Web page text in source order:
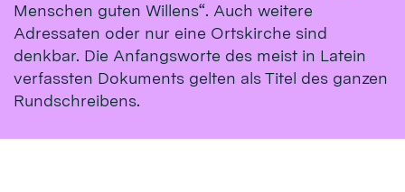
Menschen guten Willens“. Auch weitere
Adressaten oder nur eine Ortskirche sind
denkbar. Die Anfangsworte des meist in Latein
verfassten Dokuments gelten als Titel des ganzen
Rundschreibens.